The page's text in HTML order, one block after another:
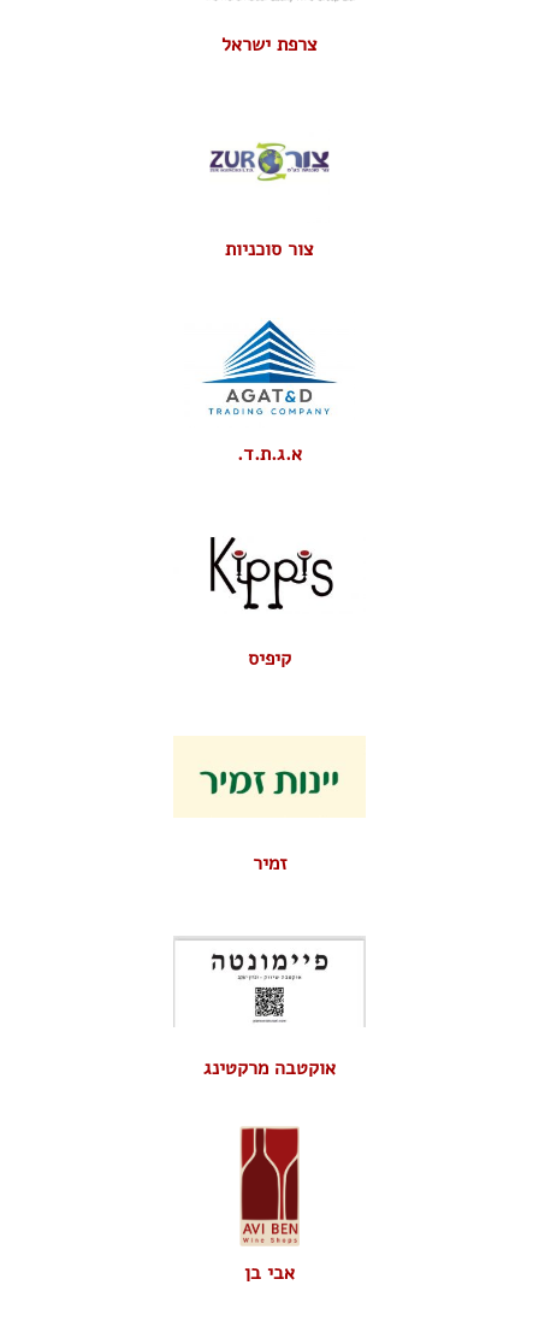
צרפת ישראל
צור סוכניות
א.ג.ת.ד.
קיפיס
זמיר
אוקטבה מרקטינג
אבי בן